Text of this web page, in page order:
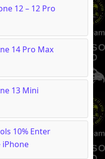
12 – 12 Pro
14 Pro Max
13 Mini
10% Enter
iPhone